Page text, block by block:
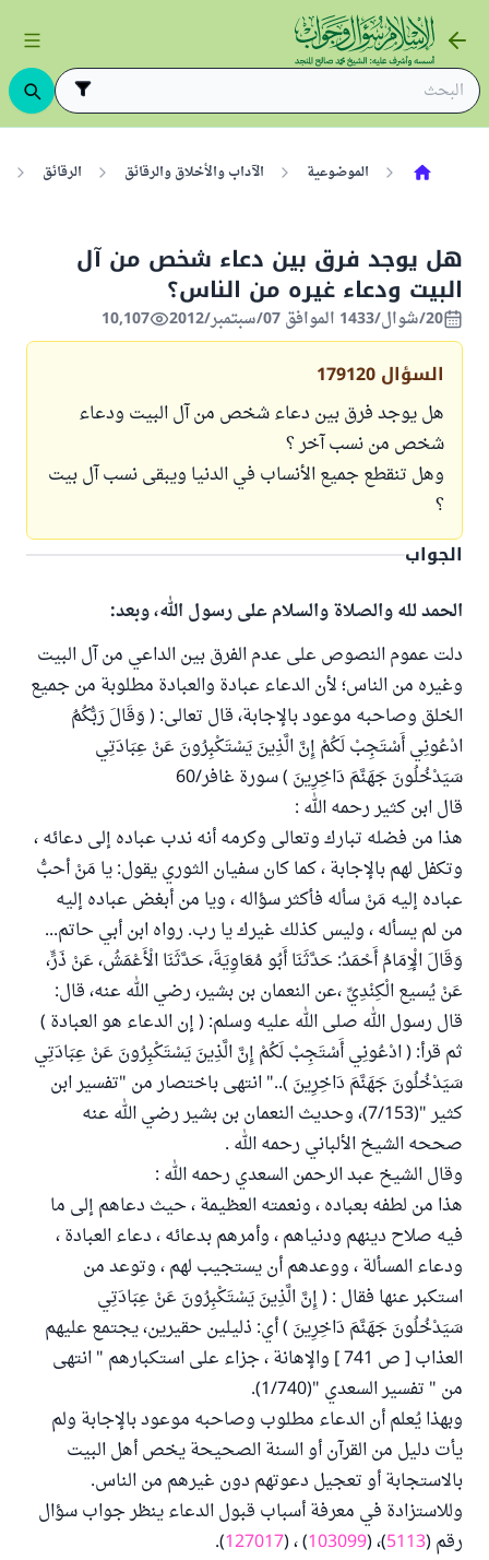
الموضوعية الآداب والأخلاق والرقائق الرقائق
هل يوجد فرق بين دعاء شخص من آل
البيت ودعاء غيره من الناس؟
20/شوال/1433 الموافق 07/سبتمبر/2012 10,107
السؤال 179120
هل يوجد فرق بين دعاء شخص من آل البيت ودعاء
شخص من نسب آخر ؟
وهل تنقطع جميع الأنساب في الدنيا ويبقى نسب آل بيت
؟
الجواب
الحمد لله والصلاة والسلام على رسول الله، وبعد:
دلت عموم النصوص على عدم الفرق بين الداعي من آل البيت
وغيره من الناس؛ لأن الدعاء عبادة والعبادة مطلوبة من جميع
الخلق وصاحبه موعود بالإجابة، قال تعالى: ( وَقَالَ رَبُّكُمُ
ادْعُونِي أَسْتَجِبْ لَكُمْ إِنَّ الَّذِينَ يَسْتَكْبِرُونَ عَنْ عِبَادَتِي
سَيَدْخُلُونَ جَهَنَّمَ دَاخِرِينَ ) سورة غافر/60
قال ابن كثير رحمه الله :
هذا من فضله تبارك وتعالى وكرمه أنه ندب عباده إلى دعائه ،
وتكفل لهم بالإجابة ، كما كان سفيان الثوري يقول: يا مَنْ أحبُّ
عباده إليه مَنْ سأله فأكثر سؤاله ، ويا من أبغض عباده إليه
من لم يسأله ، وليس كذلك غيرك يا رب. رواه ابن أبي حاتم...
وَقَالَ الْإِمَامُ أَحْمَدُ: حَدَّثَنَا أَبُو مُعَاوِيَةَ، حَدَّثَنَا الْأَعْمَشُ، عَنْ ذَرٍّ،
عَنْ يُسيع الْكِنْدِيِّ ،عن النعمان بن بشير، رضي الله عنه، قال:
قال رسول الله صلى الله عليه وسلم: ( إن الدعاء هو العبادة )
ثم قرأ: ( ادْعُونِي أَسْتَجِبْ لَكُمْ إِنَّ الَّذِينَ يَسْتَكْبِرُونَ عَنْ عِبَادَتِي
سَيَدْخُلُونَ جَهَنَّمَ دَاخِرِينَ ).." انتهى باختصار من "تفسير ابن
كثير "(7/153)، وحديث النعمان بن بشير رضي الله عنه
صححه الشيخ الألباني رحمه الله .
وقال الشيخ عبد الرحمن السعدي رحمه الله :
هذا من لطفه بعباده ، ونعمته العظيمة ، حيث دعاهم إلى ما
فيه صلاح دينهم ودنياهم ، وأمرهم بدعائه ، دعاء العبادة ،
ودعاء المسألة ، ووعدهم أن يستجيب لهم ، وتوعد من
استكبر عنها فقال : ( إِنَّ الَّذِينَ يَسْتَكْبِرُونَ عَنْ عِبَادَتِي
سَيَدْخُلُونَ جَهَنَّمَ دَاخِرِينَ ) أي: ذليلين حقيرين، يجتمع عليهم
العذاب [ ص 741 ] والإهانة ، جزاء على استكبارهم " انتهى
من " تفسير السعدي "(1/740).
وبهذا يُعلم أن الدعاء مطلوب وصاحبه موعود بالإجابة ولم
يأت دليل من القرآن أو السنة الصحيحة يخص أهل البيت
بالاستجابة أو تعجيل دعوتهم دون غيرهم من الناس.
وللاستزادة في معرفة أسباب قبول الدعاء ينظر جواب سؤال
رقم (5113)، (103099) ، (127017
).